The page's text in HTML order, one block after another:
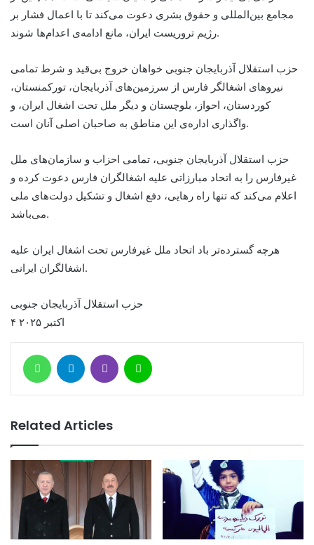
مجامع بین‌المللی و حقوق بشری دعوت می‌کند تا با اعمال فشار بر
رژیم تروریست ایران، مانع ادامه‌ی اعدام‌ها شوند.
حزب استقلال آذربایجان جنوبی خواهان خروج بی‌قید و شرط تمامی
نیروهای اشغالگر فارس از سرزمین‌های آذربایجان، تورکمنستان،
کوردستان، احواز، بلوچستان و دیگر ملل تحت اشغال ایران، و
واگذاری اداره‌ی این مناطق به صاحبان اصلی آنان است.
حزب استقلال آذربایجان جنوبی، تمامی احزاب و سازمان‌های ملل
غیرفارس را به اتحاد مبارزاتی علیه اشغالگران فارس دعوت کرده و
اعلام می‌کند که تنها راه رهایی، دفع اشغال و تشکیل دولت‌های ملی
می‌باشد.
هرچه گسترده‌تر باد اتحاد ملل غیرفارس تحت اشغال ایران علیه
اشغالگران ایرانی.
حزب استقلال آذربایجان جنوبی
۴ اکتبر ۲۰۲۵
Related Articles